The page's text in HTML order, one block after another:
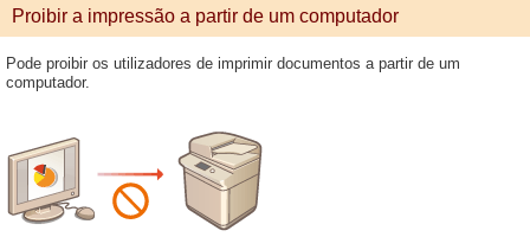
Proibir a impressão a partir de um computador
Pode proibir os utilizadores de imprimir documentos a partir de um
computador.